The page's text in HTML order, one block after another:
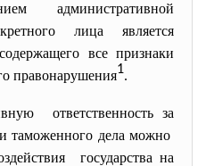
административной
лица является
все признаки
правонарушения1.
ответственность за
таможенного дела можно
государства на